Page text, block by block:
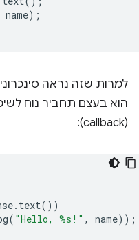
name);
למרות שזה נראה
הוא בעצם תחביר נוח
(callback):
. text())
( "Hello, %s!" , name));